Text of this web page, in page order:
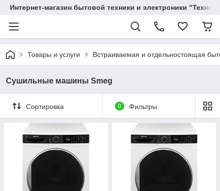
Интернет-магазин бытовой техники и электроники
Товары и услуги Вcтраиваемая и отдельностоящая
Сушильные машины Smeg
Сортировка 0 Фильтры